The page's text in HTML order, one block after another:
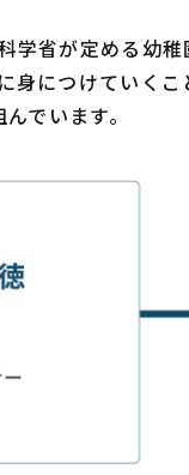
学省が定める幼
身につけていく
でいます。